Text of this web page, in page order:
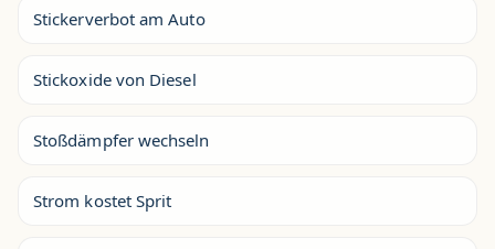
Stickerverbot am Auto
Stickoxide von Diesel
Stoßdämpfer wechseln
Strom kostet Sprit